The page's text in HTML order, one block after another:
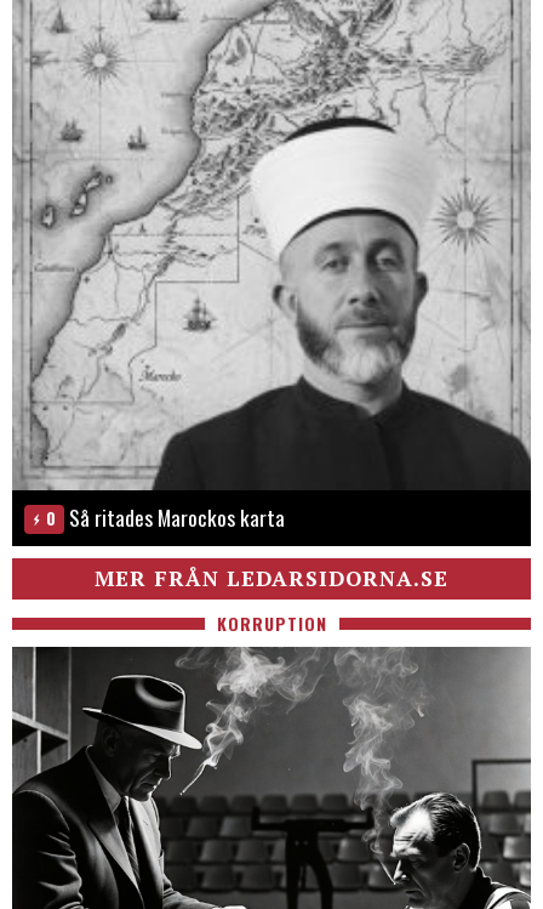
0 Så ritades Marockos karta
MER FRÅN LEDARSIDORNA.SE
KORRUPTION